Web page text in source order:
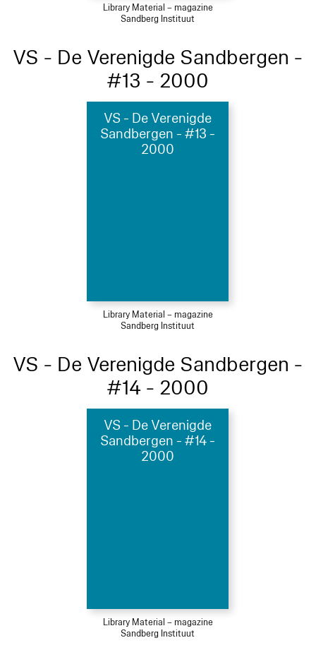
Library Material – magazine
Sandberg Instituut
VS - De Verenigde Sandbergen -
#13 - 2000
VS - De Verenigde
Sandbergen - #13 -
2000
Library Material – magazine
Sandberg Instituut
VS - De Verenigde Sandbergen -
#14 - 2000
VS - De Verenigde
Sandbergen - #14 -
2000
Library Material – magazine
Sandberg Instituut